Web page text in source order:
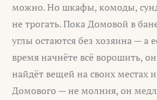
можно. Но шкафы, комоды,
не трогать. Пока Домовой в
углы остаются без хозяина — а
время начнёте всё ворошить,
найдёт вещей на своих местах
Домового — не молния, он